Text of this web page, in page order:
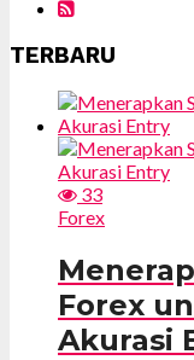
TERBARU
33
Forex
Forex
Akurasi